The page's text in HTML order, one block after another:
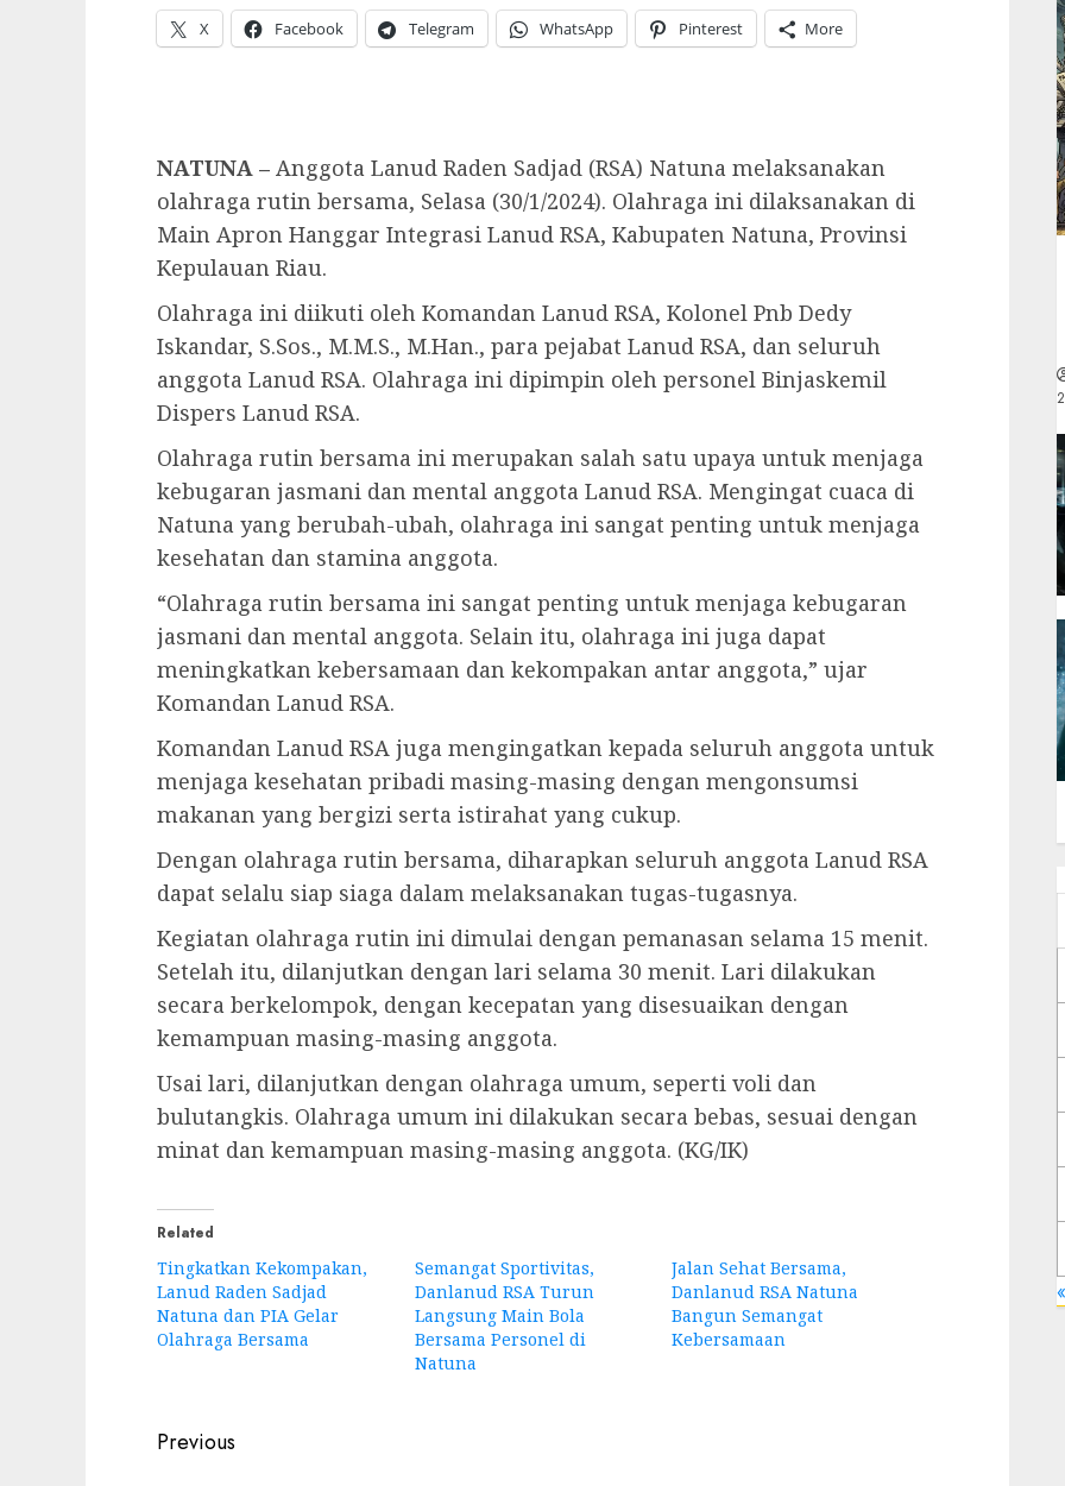
X
Facebook Telegram WhatsApp Pinterest More
NATUNA – Anggota Lanud Raden Sadjad (RSA) Natuna melaksanakan
olahraga rutin bersama, Selasa (30/1/2024). Olahraga ini dilaksanakan di
Main Apron Hanggar Integrasi Lanud RSA, Kabupaten Natuna, Provinsi
Kepulauan Riau.
Olahraga ini diikuti oleh Komandan Lanud RSA, Kolonel Pnb Dedy
Iskandar, S.Sos., M.M.S., M.Han., para pejabat Lanud RSA, dan seluruh
anggota Lanud RSA. Olahraga ini dipimpin oleh personel Binjaskemil
Dispers Lanud RSA.
Olahraga rutin bersama ini merupakan salah satu upaya untuk menjaga
kebugaran jasmani dan mental anggota Lanud RSA. Mengingat cuaca di
Natuna yang berubah-ubah, olahraga ini sangat penting untuk menjaga
kesehatan dan stamina anggota.
“Olahraga rutin bersama ini sangat penting untuk menjaga kebugaran
jasmani dan mental anggota. Selain itu, olahraga ini juga dapat
meningkatkan kebersamaan dan kekompakan antar anggota,” ujar
Komandan Lanud RSA.
Komandan Lanud RSA juga mengingatkan kepada seluruh anggota untuk
menjaga kesehatan pribadi masing-masing dengan mengonsumsi
makanan yang bergizi serta istirahat yang cukup.
Dengan olahraga rutin bersama, diharapkan seluruh anggota Lanud RSA
dapat selalu siap siaga dalam melaksanakan tugas-tugasnya.
Kegiatan olahraga rutin ini dimulai dengan pemanasan selama 15 menit.
Setelah itu, dilanjutkan dengan lari selama 30 menit. Lari dilakukan
secara berkelompok, dengan kecepatan yang disesuaikan dengan
kemampuan masing-masing anggota.
Usai lari, dilanjutkan dengan olahraga umum, seperti voli dan
bulutangkis. Olahraga umum ini dilakukan secara bebas, sesuai dengan
minat dan kemampuan masing-masing anggota. (KG/IK)
Related
Tingkatkan Kekompakan,
Lanud Raden Sadjad
Natuna dan PIA Gelar
Olahraga Bersama
Semangat Sportivitas,
Danlanud RSA Turun
Langsung Main Bola
Bersama Personel di
Natuna
Jalan Sehat Bersama,
Danlanud RSA Natuna
Bangun Semangat
Kebersamaan
Post
Previous